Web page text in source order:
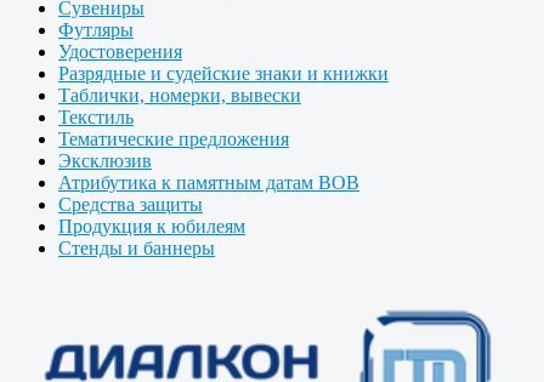
Сувениры
Футляры
Удостоверения
Разрядные и судейские знаки и книжки
Таблички, номерки, вывески
Текстиль
Тематические предложения
Эксклюзив
Атрибутика к памятным датам ВОВ
Средства защиты
Продукция к юбилеям
Стенды и баннеры